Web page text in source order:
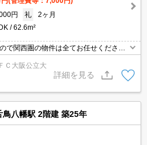
円 礼
2ヶ月
62.6m²
で関西圏の物件は全てお任せくださ
までお気軽にお問い合わせくださいま
レジット決済が可能ですので安心して
Ｃ大阪公立大
詳細を見る
鳥八幡駅 2階建 築25年